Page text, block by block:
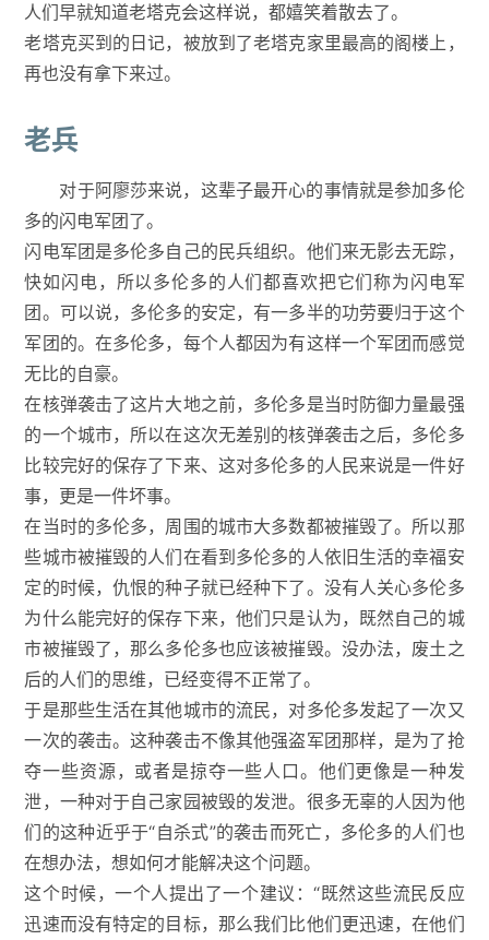
人们早就知道老塔克会这样说，都嬉笑着散去了。
老塔克买到的日记，被放到了老塔克家里最高的阁楼上，
再也没有拿下来过。
老兵
对于阿廖莎来说，这辈子最开心的事情就是参加多伦
多的闪电军团了。
闪电军团是多伦多自己的民兵组织。他们来无影去无踪，
快如闪电，所以多伦多的人们都喜欢把它们称为闪电军
团。可以说，多伦多的安定，有一多半的功劳要归于这个
军团的。在多伦多，每个人都因为有这样一个军团而感觉
无比的自豪。
在核弹袭击了这片大地之前，多伦多是当时防御力量最强
的一个城市，所以在这次无差别的核弹袭击之后，多伦多
比较完好的保存了下来、这对多伦多的人民来说是一件好
事，更是一件坏事。
在当时的多伦多，周围的城市大多数都被摧毁了。所以那
些城市被摧毁的人们在看到多伦多的人依旧生活的幸福安
定的时候，仇恨的种子就已经种下了。没有人关心多伦多
为什么能完好的保存下来，他们只是认为，既然自己的城
市被摧毁了，那么多伦多也应该被摧毁。没办法，废土之
后的人们的思维，已经变得不正常了。
于是那些生活在其他城市的流民，对多伦多发起了一次又
一次的袭击。这种袭击不像其他强盗军团那样，是为了抢
夺一些资源，或者是掠夺一些人口。他们更像是一种发
泄，一种对于自己家园被毁的发泄。很多无辜的人因为他
们的这种近乎于“自杀式”的袭击而死亡，多伦多的人们也
在想办法，想如何才能解决这个问题。
这个时候，一个人提出了一个建议：“既然这些流民反应
迅速而没有特定的目标，那么我们比他们更迅速，在他们